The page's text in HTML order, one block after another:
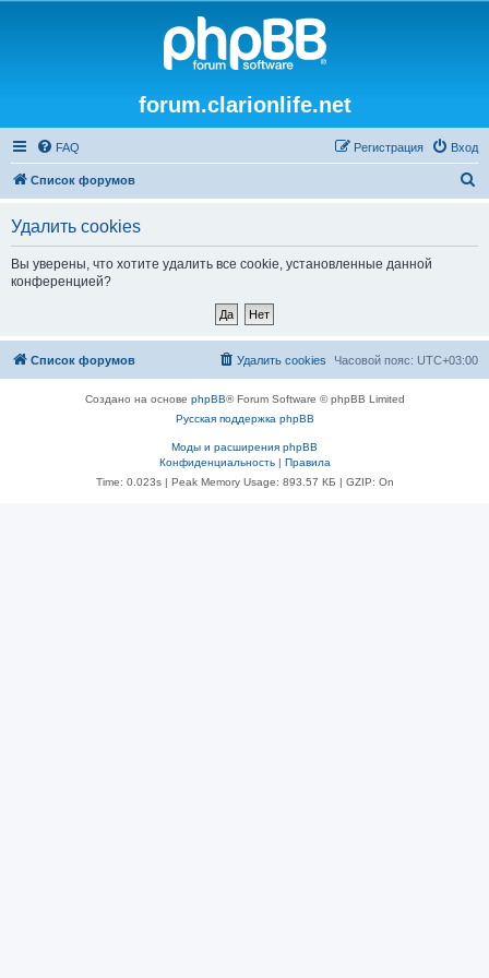
forum.clarionlife.net
FAQ Вход
Регистрация
Список форумов
Удалить cookies
Вы уверены, что хотите удалить все cookie, установленные данной
конференцией?
Список форумов Часовой пояс: UTC+03:00
Удалить cookies
Создано на основе phpBB® Forum Software © phpBB Limited
Русская поддержка phpBB
Моды и расширения phpBB
Конфиденциальность| Правила
Time: 0.023s| Peak Memory Usage: 893.57 КБ | GZIP: On